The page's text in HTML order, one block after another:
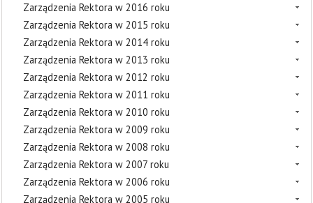
Zarządzenia Rektora w 2016 roku
Zarządzenia Rektora w 2015 roku
Zarządzenia Rektora w 2014 roku
Zarządzenia Rektora w 2013 roku
Zarządzenia Rektora w 2012 roku
Zarządzenia Rektora w 2011 roku
Zarządzenia Rektora w 2010 roku
Zarządzenia Rektora w 2009 roku
Zarządzenia Rektora w 2008 roku
Zarządzenia Rektora w 2007 roku
Zarządzenia Rektora w 2006 roku
Zarządzenia Rektora w 2005 roku